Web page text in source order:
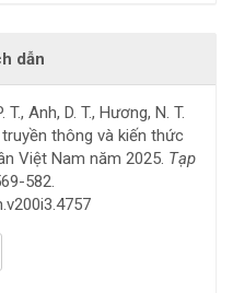
dẫn
T., Anh, D. T., Hương, N. T.
truyền thông và kiến thức
Việt Nam năm 2025. Tạp
582.